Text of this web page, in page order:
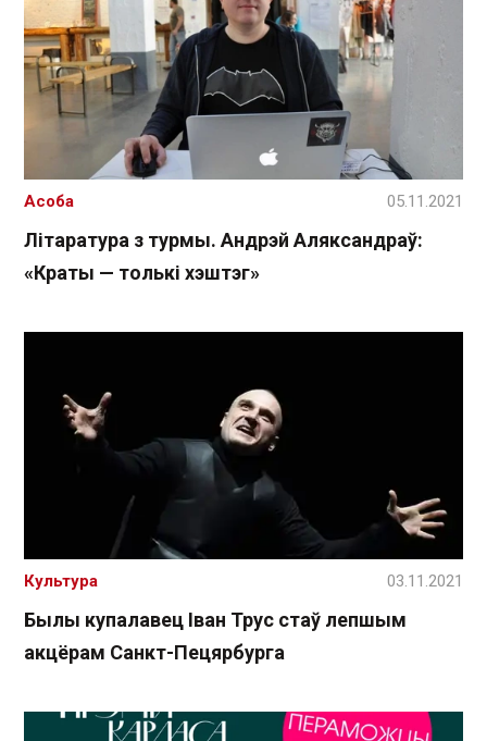
Літаратура з турмы. Андрэй Аляксандраў:
«Краты — толькі хэштэг»
Асоба 05.11.2021
Былы купалавец Іван Трус стаў лепшым
акцёрам Санкт-Пецярбурга
Культура 03.11.2021